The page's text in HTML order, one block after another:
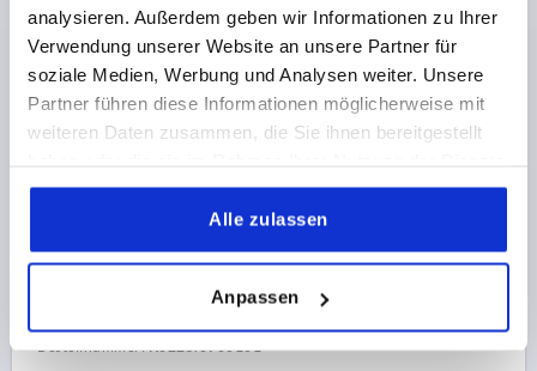
analysieren. Außerdem geben wir Informationen zu Ihrer
Verwendung unserer Website an unsere Partner für
soziale Medien, Werbung und Analysen weiter. Unsere
Partner führen diese Informationen möglicherweise mit
weiteren Daten zusammen, die Sie ihnen bereitgestellt
gesammelt haben.
Alle zulassen
Anpassen
K0225
ROHRGRIFF, A=600, L=940, D=M10x70 EDELSTAHL,
A1=600 B=40